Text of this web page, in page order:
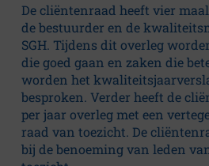
Bestuur
en
toezicht
Jaarverslag
Klokkenluidersregeling
Cliëntenraad
De cliëntenraad heeft vier
de bestuurder en de
SGH. Tijdens dit overleg
die goed gaan en zaken die
worden het
besproken. Verder heeft de
per jaar overleg met een
raad van toezicht. De
bij de benoeming van leden